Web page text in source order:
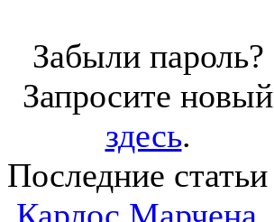
Забыли пароль?
Запросите новый
здесь.
Последние статьи